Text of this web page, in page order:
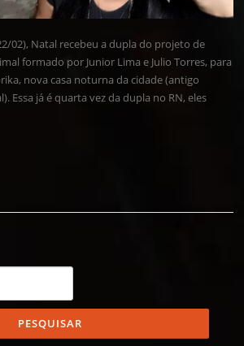
02), Natal recebeu a dupla do projeto de
formado por Junior Lima e Julio Torres, para
nova casa noturna da cidade (antigo
Essa já é quarta vez da dupla no RN, eles